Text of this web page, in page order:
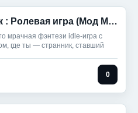
IDLE Берсерк : Ролевая игра (Мод Меню)
мрачная фэнтези idle-игра с
где ты — странник, ставший
0